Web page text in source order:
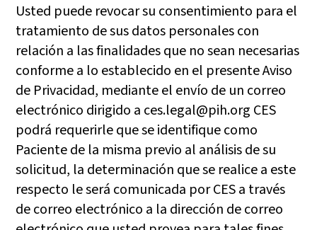
Usted puede revocar su consentimiento para el
tratamiento de sus datos personales con
relación a las finalidades que no sean necesarias
conforme a lo establecido en el presente Aviso
de Privacidad, mediante el envío de un correo
electrónico dirigido a ces.legal@pih.org CES
podrá requerirle que se identifique como
Paciente de la misma previo al análisis de su
solicitud, la determinación que se realice a este
respecto le será comunicada por CES a través
de correo electrónico a la dirección de correo